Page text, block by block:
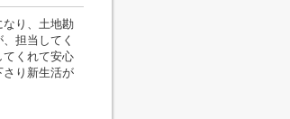
り、土地勘
担当してく
くれて安心
さり新生活が